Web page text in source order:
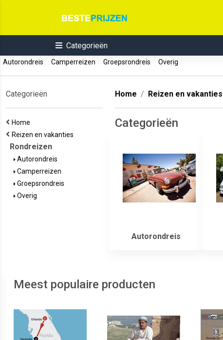
Categorieën
Autorondreis Camperreizen Groepsrondreis Overig
Categorieën
Home
Reizen en vakanties
Rondreizen
Autorondreis
Camperreizen
Groepsrondreis
Overig
Home Reizen en vakanties
Categorieën
Autorondreis
Meest populaire producten